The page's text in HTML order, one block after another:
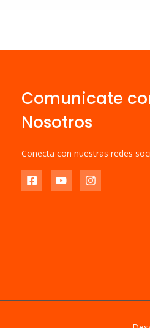
Comunicate
Nosotros
Conecta con nuestras redes